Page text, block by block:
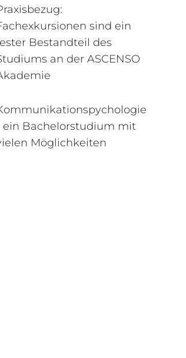
sind ein
Bestandteil des
an der ASCENSO
ein Bachelorstudium mit
Möglichkeiten